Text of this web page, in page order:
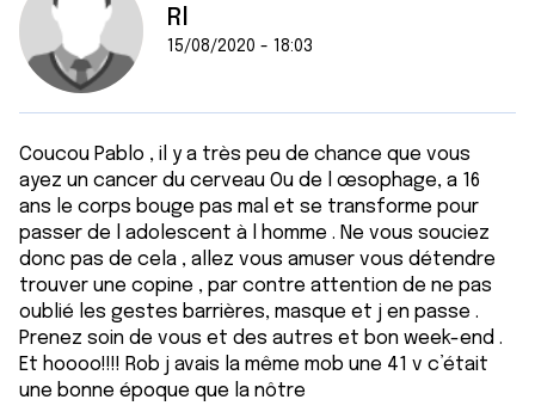
Rl
15/08/2020 - 18:03
Coucou Pablo , il y a très peu de chance que vous
ayez un cancer du cerveau Ou de l œsophage, a 16
ans le corps bouge pas mal et se transforme pour
passer de l adolescent à l homme . Ne vous souciez
donc pas de cela , allez vous amuser vous détendre
trouver une copine , par contre attention de ne pas
oublié les gestes barrières, masque et j en passe .
Prenez soin de vous et des autres et bon week-end .
Et hoooo!!!! Rob j avais la même mob une 41 v c’était
une bonne époque que la nôtre